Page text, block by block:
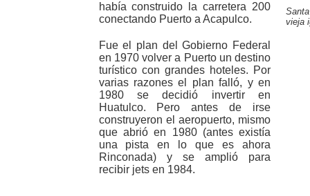
vieja
había construido la carretera 200
conectando Puerto a Acapulco.
Fue el plan del Gobierno Federal
en 1970 volver a Puerto un destino
turístico con grandes hoteles. Por
varias razones el plan falló, y en
1980 se decidió invertir en
Huatulco. Pero antes de irse
construyeron el aeropuerto, mismo
que abrió en 1980 (antes existía
una pista en lo que es ahora
Rinconada) y se amplió para
recibir jets en 1984.